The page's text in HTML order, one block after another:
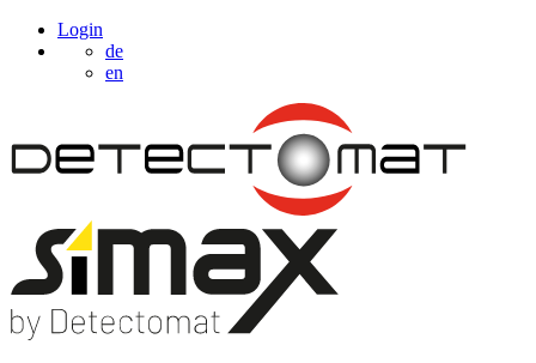
Login
de
en